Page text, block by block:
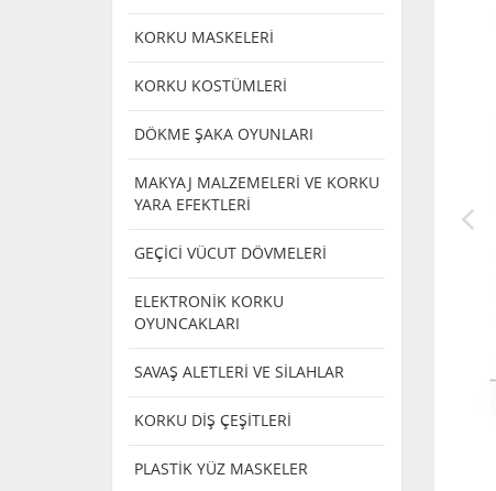
KORKU MASKELERİ
KORKU KOSTÜMLERİ
DÖKME ŞAKA OYUNLARI
MAKYAJ MALZEMELERİ VE KORKU
YARA EFEKTLERİ
GEÇİCİ VÜCUT DÖVMELERİ
ELEKTRONİK KORKU
OYUNCAKLARI
SAVAŞ ALETLERİ VE SİLAHLAR
KORKU DİŞ ÇEŞİTLERİ
PLASTİK YÜZ MASKELER